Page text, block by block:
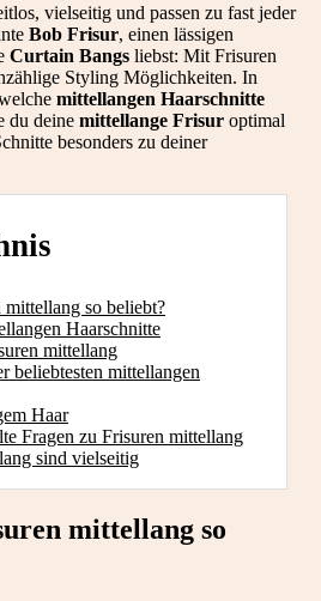
vielseitig und passen zu fast jeder
Bob Frisur, einen lässigen
Curtain Bangs liebst: Mit Frisuren
Styling Möglichkeiten. In
mittellangen Haarschnitte
du deine mittellange Frisur optimal
besonders zu deiner
so beliebt?
Haarschnitte
mittellang
beliebtesten mittellangen
Haar
Fragen zu Frisuren mittellang
sind vielseitig
mittellang so